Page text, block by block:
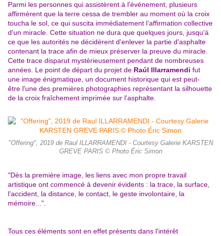
Parmi les personnes qui assistèrent à l'événement, plusieurs
affirmèrent que la terre cessa de trembler au moment où la croix
toucha le sol, ce qui suscita immédiatement l’affirmation collective
d'un miracle. Cette situation ne dura que quelques jours, jusqu'à
ce que les autorités ne décidèrent d'enlever la partie d'asphalte
contenant la trace afin de mieux préserver la preuve du miracle.
Cette trace disparut mystérieusement pendant de nombreuses
années. Le point de départ du projet de Raúl Illarramendi fut
une image énigmatique, un document historique qui est peut-
être l'une des premières photographies représentant la silhouette
de la croix fraîchement imprimée sur l'asphalte.
"Offering", 2019 de Raul ILLARRAMENDI - Courtesy Galerie KARSTEN
GREVE PARIS © Photo Éric Simon
"Dès la première image, les liens avec mon propre travail
artistique ont commencé à devenir évidents : la trace, la surface,
l'accident, la distance, le contact, le geste involontaire, la
mémoire...".
Tous ces éléments sont en effet présents dans l'intérêt